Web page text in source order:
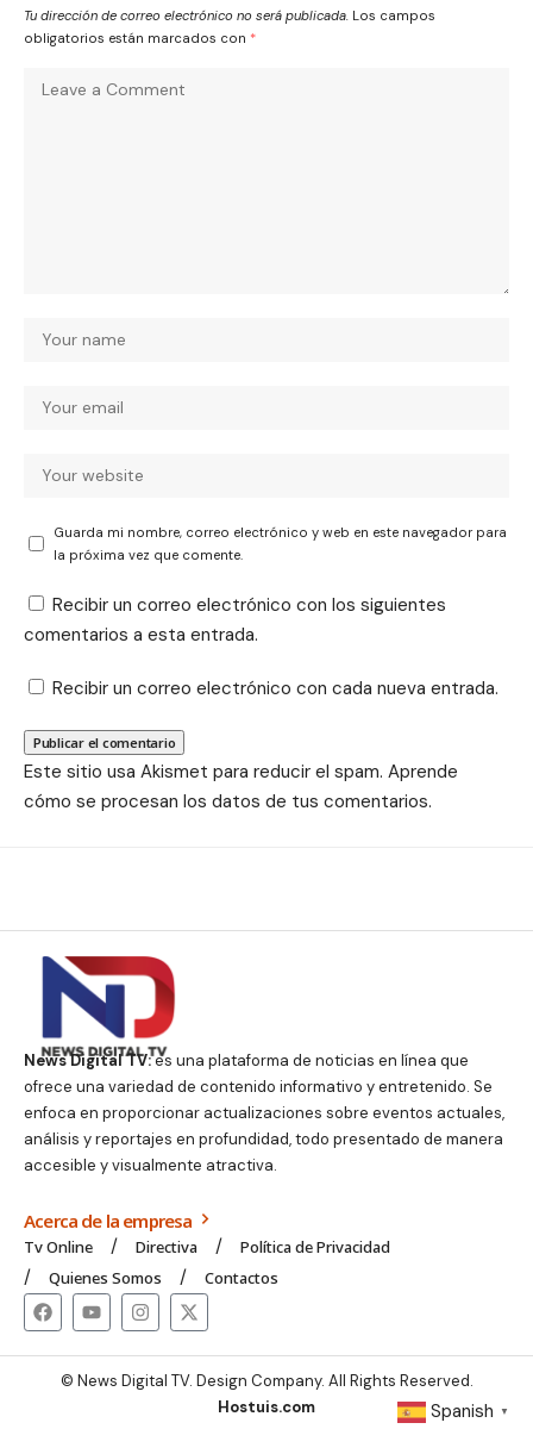
Tu dirección de correo electrónico no será publicada. Los campos
obligatorios están marcados con *
Guarda mi nombre, correo electrónico y web en este navegador para
la próxima vez que comente.
Recibir un correo electrónico con los siguientes
comentarios a esta entrada.
Recibir un correo electrónico con cada nueva entrada.
Este sitio usa Akismet para reducir el spam. Aprende
cómo se procesan los datos de tus comentarios.
News Digital TV:es una plataforma de noticias en línea que
ofrece una variedad de contenido informativo y entretenido. Se
enfoca en proporcionar actualizaciones sobre eventos actuales,
análisis y reportajes en profundidad, todo presentado de manera
accesible y visualmente atractiva.
Acerca de la empresa
Tv Online Directiva
Política de Privacidad
Quienes Somos
Contactos
© News Digital TV. Design Company. All Rights Reserved.
Hostuis.com
Spanish ▼